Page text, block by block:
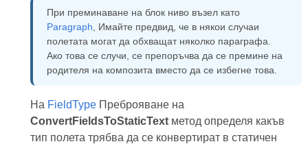
При преминаване на блок ниво възел като
Paragraph, Имайте предвид, че в някои случаи
полетата могат да обхващат няколко параграфа.
Ако това се случи, се препоръчва да се премине на
родителя на композита вместо да се избегне това.
На FieldTypeПреброяване на
ConvertFieldsToStaticTextметод определя какъв
тип полета трябва да се конвертират в статичен